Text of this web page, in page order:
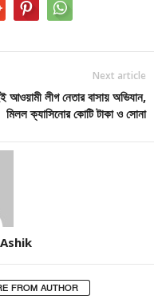
Next article
আওয়ামী লীগ নেতার বাসায় অভিযান,
মিলল ক্যাসিনোর কোটি টাকা ও সোনা
Ashik
FROM AUTHOR